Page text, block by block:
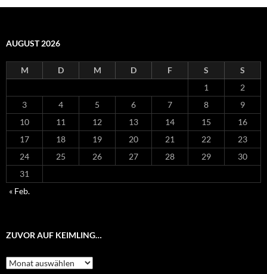
AUGUST 2026
M D M D F S
S
1
2
3
4 5 6 7 8
9
10
11 12 13 14 15
16
17
18 19 20 21 22
23
24
25 26 27 28 29
30
31
« Feb.
ZUVOR AUF KEIMLING…
Zuvor